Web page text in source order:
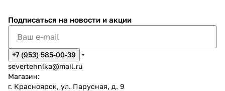
Подписаться на новости и акции
+7 (953) 585-00-39
severtehnika@mail.ru
Магазин:
г. Красноярск, ул. Парусная, д. 9